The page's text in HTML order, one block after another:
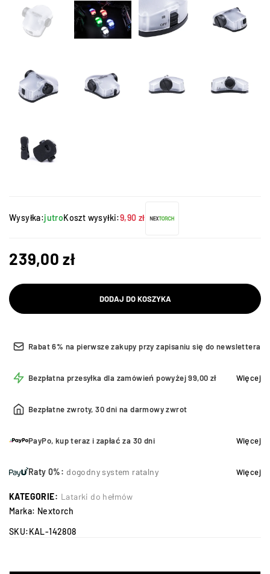
Wysyłka:jutroKoszt wysyłki:9,90 zł
239,00zł
DODAJ DO KOSZYKA
Rabat 6% na pierwsze zakupy przy zapisaniu się do newslettera
Bezpłatna przesyłka dla zamówień powyżej 99,00 zł Więcej
Bezpłatne zwroty, 30 dni na darmowy zwrot
PayPo, kup teraz i zapłać za 30 dni Więcej
Raty 0%: dogodny system ratalny Więcej
KATEGORIE: Latarki do hełmów
Marka: Nextorch
SKU:KAL-142808